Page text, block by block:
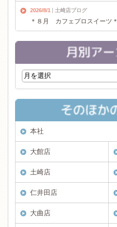
2026/8/1 土崎店ブログ
＊８月 カフェプロスイーツ＊
本社
大館店
土崎店
仁井田店
大曲店